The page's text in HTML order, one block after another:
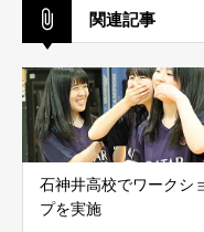
関連記事
石神井高校でワークシ
プを実施